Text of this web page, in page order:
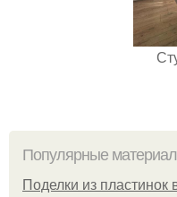
Популярные
Поделки из